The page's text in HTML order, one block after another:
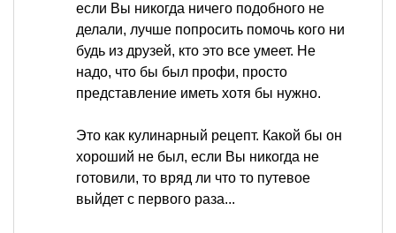
если Вы никогда ничего подобного не
делали, лучше попросить помочь кого ни
будь из друзей, кто это все умеет. Не
надо, что бы был профи, просто
представление иметь хотя бы нужно.
Это как кулинарный рецепт. Какой бы он
хороший не был, если Вы никогда не
готовили, то вряд ли что то путевое
выйдет с первого раза...